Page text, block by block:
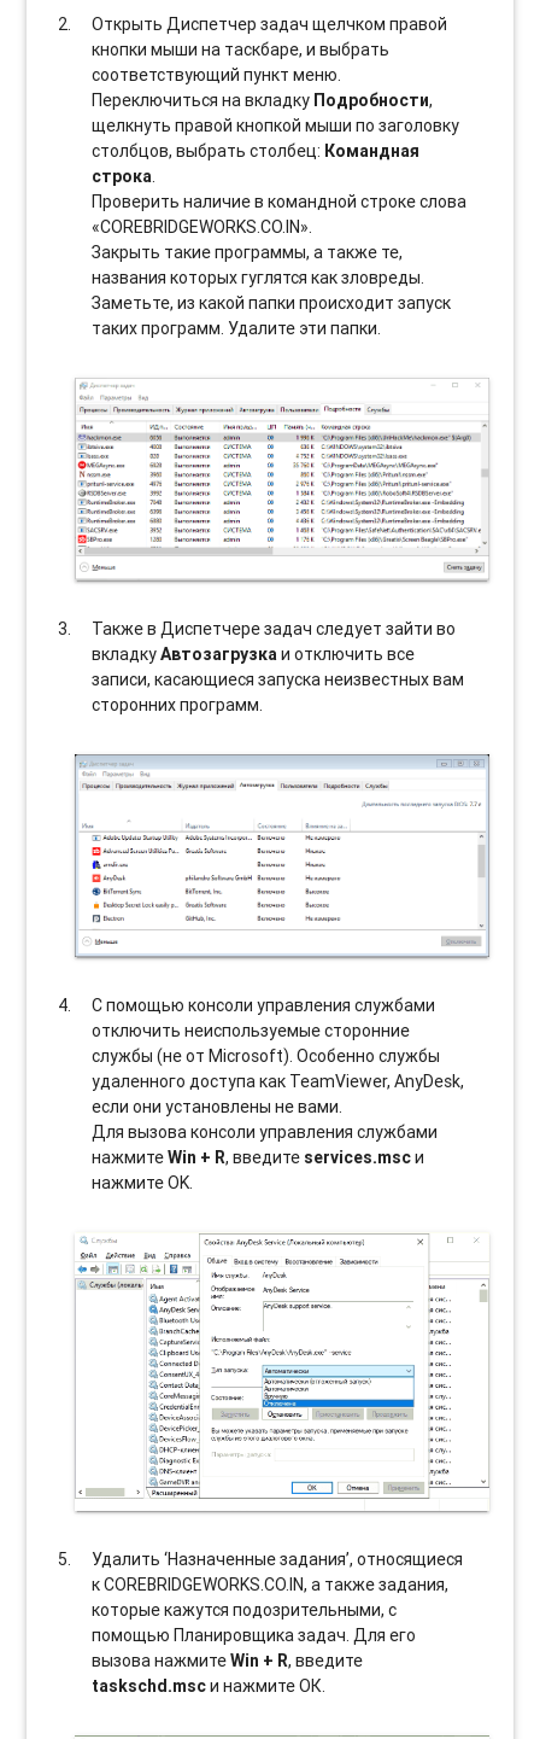
Открыть Диспетчер задач щелчком правой
кнопки мыши на таскбаре, и выбрать
соотвeтствующий пункт меню.
Переключиться на вкладку Подробности,
щелкнуть правой кнопкой мыши по заголовку
столбцов, выбрать столбец: Командная
строка.
Проверить наличие в командной строке слова
«COREBRIDGEWORKS.CO.IN».
Закрыть такие программы, а также те,
названия которых гуглятся как зловреды.
Заметьте, из какой папки происходит запуск
таких программ. Удалите эти папки.
Также в Диспетчере задач следует зайти во
вкладкуАвтозагрузкаи отключить все
записи, касающиеся запуска неизвестных вам
сторонних программ.
С помощью консоли управления службами
отключить неиспользуемые сторонние
службы (не от Microsoft). Особенно службы
удаленного доступа как TeamViewer, AnyDesk,
если они установлены не вами.
Для вызова консоли управления службами
нажмитеWin + R, введите services.mscи
нажмите OK.
Удалить ‘Назначенные задания’, относящиеся
к COREBRIDGEWORKS.CO.IN, а также задания,
которые кажутся подозрительными, с
помощью Планировщика задач. Для его
вызова нажмитеWin + R, введите
taskschd.mscи нажмите ОК.